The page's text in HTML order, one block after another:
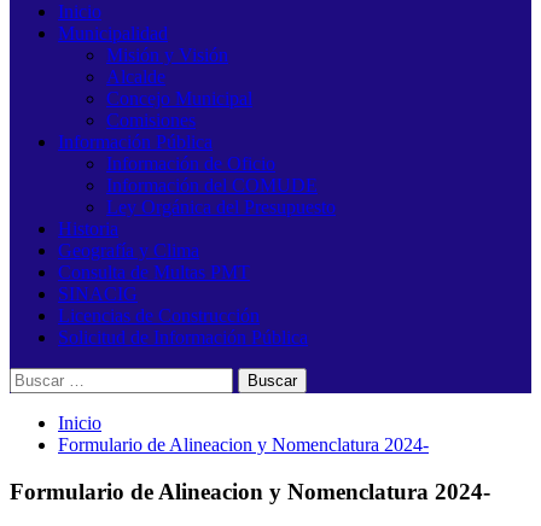
Inicio
Municipalidad
Misión y Visión
Alcalde
Concejo Municipal
Comisiones
Información Pública
Información de Oficio
Información del COMUDE
Ley Orgánica del Presupuesto
Historia
Geografía y Clima
Consulta de Multas PMT
SINACIG
Licencias de Construcción
Solicitud de Información Pública
Buscar:
Inicio
Formulario de Alineacion y Nomenclatura 2024-
Formulario de Alineacion y Nomenclatura 2024-